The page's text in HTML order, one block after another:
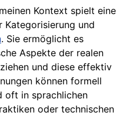
Kontext spielt eine
Kategorisierung und
. Sie ermöglicht es
Aspekte der realen
und diese effektiv
können formell
oft in sprachlichen
oder technischen